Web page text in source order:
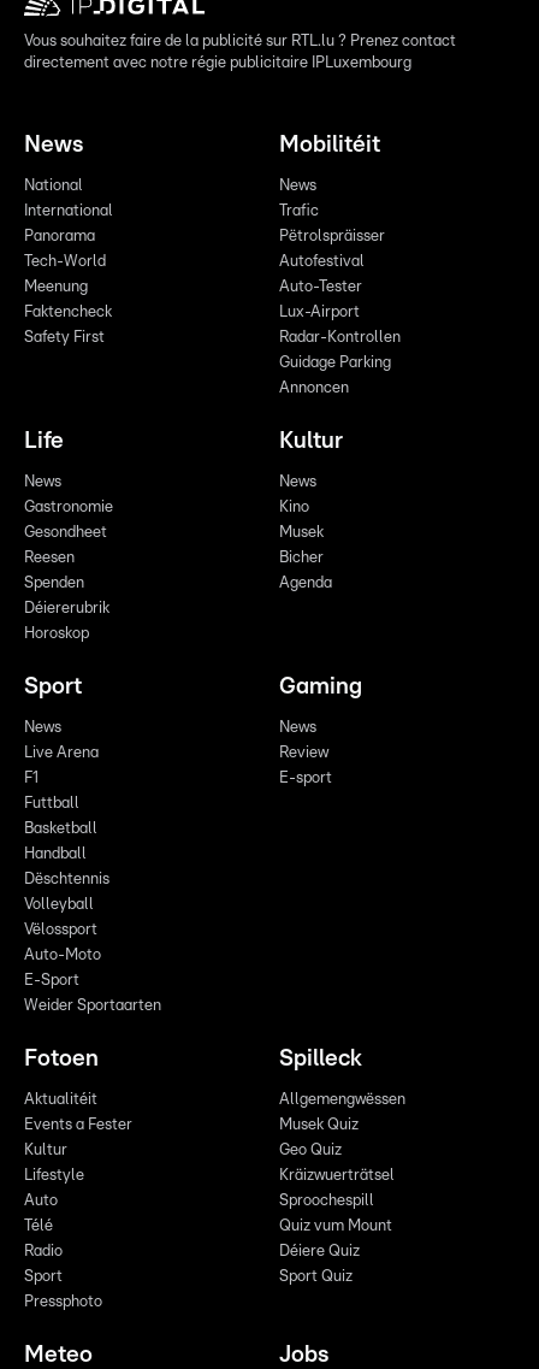
Vous souhaitez faire de la publicité sur RTL.lu ? Prenez contact
directement avec notre régie publicitaire IPLuxembourg
News
National
International
Panorama
Tech-World
Meenung
Faktencheck
Safety First
Mobilitéit
News
Trafic
Pëtrolspräisser
Autofestival
Auto-Tester
Lux-Airport
Radar-Kontrollen
Guidage Parking
Annoncen
Life
News
Gastronomie
Gesondheet
Reesen
Spenden
Déiererubrik
Horoskop
Kultur
News
Kino
Musek
Bicher
Agenda
Sport
News
Live Arena
F1
Futtball
Basketball
Handball
Dëschtennis
Volleyball
Vëlossport
Auto-Moto
E-Sport
Weider Sportaarten
Gaming
News
Review
E-sport
Fotoen
Aktualitéit
Events a Fester
Kultur
Lifestyle
Auto
Télé
Radio
Sport
Pressphoto
Spilleck
Allgemengwëssen
Musek Quiz
Geo Quiz
Kräizwuerträtsel
Sproochespill
Quiz vum Mount
Déiere Quiz
Sport Quiz
Meteo Jobs